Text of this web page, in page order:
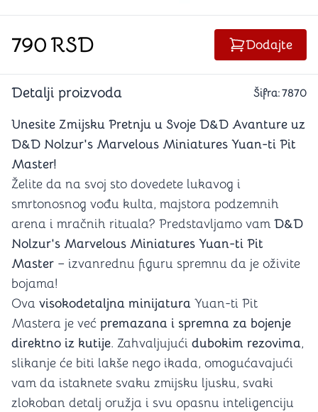
790RSD Dodajte
Detalji proizvoda Šifra:7870
Unesite Zmijsku Pretnju u Svoje D&D Avanture uz
D&D Nolzur's Marvelous Miniatures Yuan-ti Pit
Master!
Želite da na svoj sto dovedete lukavog i
smrtonosnog vođu kulta, majstora podzemnih
arena i mračnih rituala? Predstavljamo vam D&D
Nolzur's Marvelous Miniatures Yuan-ti Pit
Master – izvanrednu figuru spremnu da je oživite
bojama!
Ova visokodetaljna minijatura Yuan-ti Pit
Mastera je već premazana i spremna za bojenje
direktno iz kutije. Zahvaljujući dubokim rezovima,
slikanje će biti lakše nego ikada, omogućavajući
vam da istaknete svaku zmijsku ljusku, svaki
zlokoban detalj oružja i svu opasnu inteligenciju